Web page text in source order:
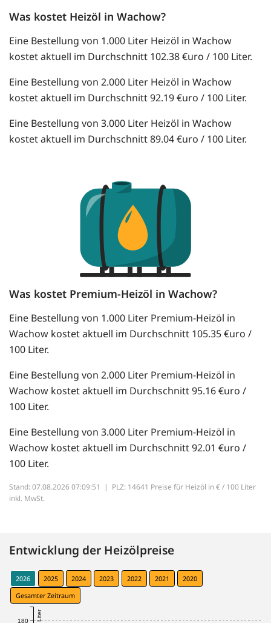
Was kostet Heizöl in Wachow?
Eine Bestellung von 1.000 Liter Heizöl in Wachow
kostet aktuell im Durchschnitt 102.38 €uro / 100 Liter.
Eine Bestellung von 2.000 Liter Heizöl in Wachow
kostet aktuell im Durchschnitt 92.19 €uro / 100 Liter.
Eine Bestellung von 3.000 Liter Heizöl in Wachow
kostet aktuell im Durchschnitt 89.04 €uro / 100 Liter.
Was kostet Premium-Heizöl in Wachow?
Eine Bestellung von 1.000 Liter Premium-Heizöl in
Wachow kostet aktuell im Durchschnitt 105.35 €uro /
100 Liter.
Eine Bestellung von 2.000 Liter Premium-Heizöl in
Wachow kostet aktuell im Durchschnitt 95.16 €uro /
100 Liter.
Eine Bestellung von 3.000 Liter Premium-Heizöl in
Wachow kostet aktuell im Durchschnitt 92.01 €uro /
100 Liter.
Stand: 07.08.2026 07:09:51 | PLZ: 14641 Preise für Heizöl in € / 100 Liter
inkl. MwSt.
Entwicklung der Heizölpreise
2026 2025 2024 2023 2022 2021
2020
Gesamter Zeitraum
180